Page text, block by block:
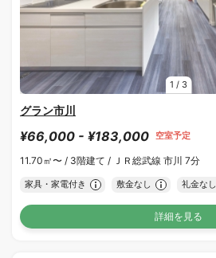
1 / 3
グラン市川
¥66,000 - ¥183,000 空室予定
11.70㎡〜 / 3階建て / ＪＲ総武線 市川 7分
家具・家電付き 敷金なし 礼金なし
詳細を見る